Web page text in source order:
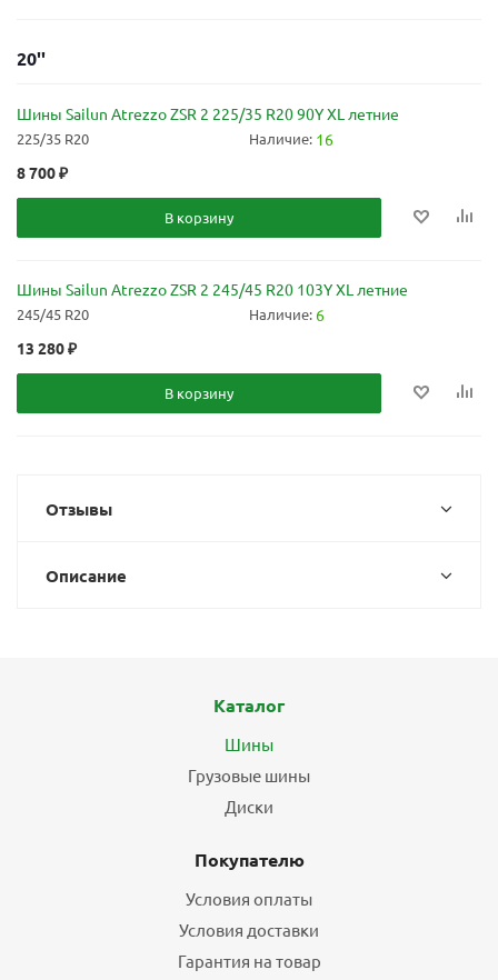
20''
Шины Sailun Atrezzo ZSR 2 225/35 R20 90Y XL летние
225/35 R20 Наличие: 16
8 700₽
В корзину
Шины Sailun Atrezzo ZSR 2 245/45 R20 103Y XL летние
245/45 R20 Наличие: 6
13 280₽
В корзину
Отзывы
Описание
Каталог
Шины
Грузовые шины
Диски
Покупателю
Условия оплаты
Условия доставки
Гарантия на товар